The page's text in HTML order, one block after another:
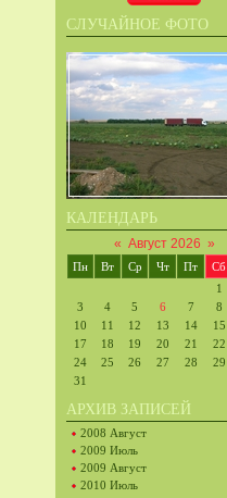
СЛУЧАЙНОЕ ФОТО
КАЛЕНДАРЬ
« Август 2026 »
Пн Вт Ср Чт Пт Сб
1
3
4 5 6 7 8
10
11 12 13 14 15
17
18 19 20 21 22
24
25 26 27 28 29
31
АРХИВ ЗАПИСЕЙ
2008 Август
2009 Июль
2009 Август
2010 Июль